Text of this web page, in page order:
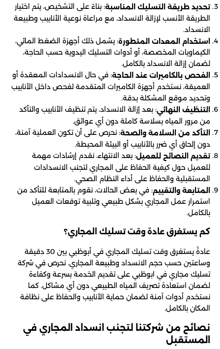
تحديد طريقة التسليك المناسبة: بناءً على التشخيص، يتم اختيار
الطريقة الأنسب لإزالة الانسداد، مع مراعاة نوعية الأنابيب وطبيعة
الانسداد.
استخدام المعدات المتطورة: يشمل ذلك أجهزة الضغط المائي،
الكيماويات المخصصة، أو أدوات التسليك اليدوية حسب الحاجة،
لضمان إزالة الانسداد بالكامل.
الفحص بالكاميرات عند الحاجة: في حال الانسدادات المعقدة أو
العميقة، نستخدم أجهزة الكاميرات المتقدمة لفحص داخل الأنابيب
وتحديد موقع المشكلة بدقة.
التنظيف النهائي: بعد إزالة الانسداد، يتم تنظيف الأنابيب والتأكد
من مرور المياه بسلاسة كاملة دون أي عوائق.
التأكد من السلامة والصحة: نحرص على أن تكون العملية آمنة،
دون إلحاق أي ضرر بالأنابيب أو البيئة المحيطة.
تقديم النصائح للعميل: بعد الانتهاء، نقدم إرشادات مهمة
للعميل حول كيفية الحفاظ على المجاري لتجنب الانسدادات
المستقبلية والحفاظ على أداء النظام الصحي.
المتابعة والتقييم: في بعض الحالات، نقوم بالمتابعة للتأكد من
استمرار عمل المجاري بشكل طبيعي وتلبية توقعات العميل
بالكامل.
كم يستغرق عادة وقت تسليك المجاري؟
عادةً يستغرق وقت تسليك المجاري في أبوظبي بين 30 دقيقة
وساعتين حسب حجم الانسداد وطبيعة المجاري. نحرص في شركة
تسليك مجاري في ابوظبي على تقديم الخدمة بسرعة وكفاءة
لضمان استعادة تصريف المياه الطبيعي دون أي مشاكل. كما
نستخدم أدوات آمنة لضمان حماية الأنابيب والحفاظ على نظافة
المكان بالكامل.
نصائح من شركتنا لتجنب انسداد المجاري في
المستقبل